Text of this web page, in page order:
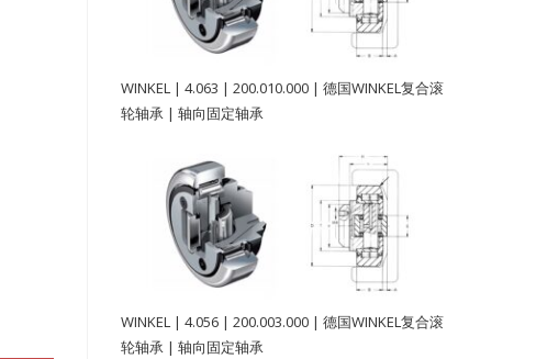
WINKEL | 4.063 | 200.010.000 | 德国WINKEL复合滚
轮轴承 | 轴向固定轴承
WINKEL | 4.056 | 200.003.000 | 德国WINKEL复合滚
轮轴承 | 轴向固定轴承